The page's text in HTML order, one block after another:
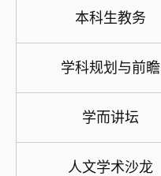
本科生教务
学科规划与前瞻
学而讲坛
人文学术沙龙